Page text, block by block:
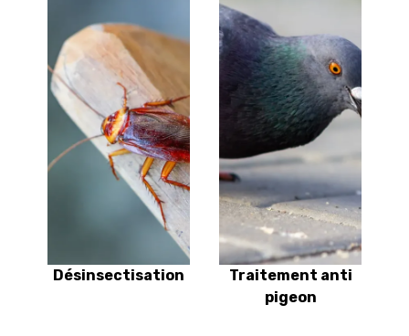
Désinsectisation
Traitement anti
pigeon